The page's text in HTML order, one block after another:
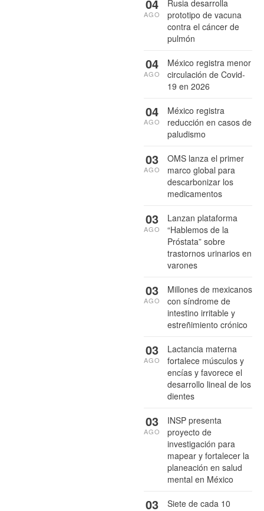
Rusia desarrolla
prototipo de vacuna
contra el cáncer de
pulmón
04
AGO
México registra menor
circulación de Covid-
19 en 2026
04
AGO
México registra
reducción en casos de
paludismo
04
AGO
OMS lanza el primer
marco global para
descarbonizar los
medicamentos
03
AGO
Lanzan plataforma
“Hablemos de la
Próstata” sobre
trastornos urinarios en
varones
03
AGO
Millones de mexicanos
con síndrome de
intestino irritable y
estreñimiento crónico
03
AGO
Lactancia materna
fortalece músculos y
encías y favorece el
desarrollo lineal de los
dientes
03
AGO
INSP presenta
proyecto de
investigación para
mapear y fortalecer la
planeación en salud
mental en México
03
AGO
Siete de cada 10
03